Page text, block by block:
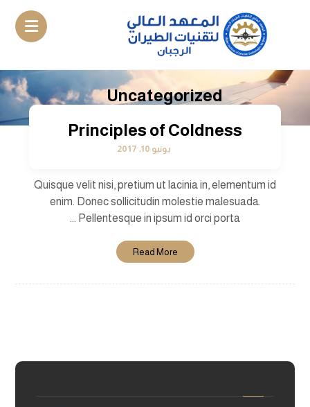
Uncategorized
Principles of Coldness
يونيو 10, 2017
Quisque velit nisi, pretium ut lacinia in, elementum id
enim. Donec sollicitudin molestie malesuada.
Pellentesque in ipsum id orci porta ...
Read More